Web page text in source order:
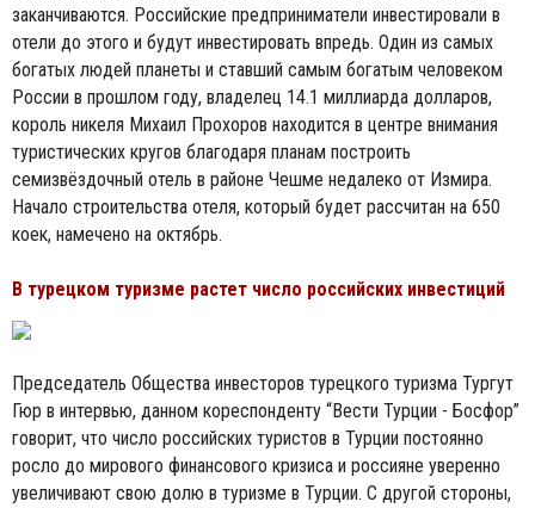
заканчиваются. Российские предприниматели инвестировали в
отели до этого и будут инвестировать впредь. Один из самых
богатых людей планеты и ставший самым богатым человеком
России в прошлом году, владелец 14.1 миллиарда долларов,
король никеля Михаил Прохоров находится в центре внимания
туристических кругов благодаря планам построить
семизвёздочный отель в районе Чешме недалеко от Измира.
Начало строительства отеля, который будет рассчитан на 650
коек, намечено на октябрь.
В турецком туризме растет число российских инвестиций
Председатель Общества инвесторов турецкого туризма Тургут
Гюр в интервью, данном кореспонденту “Вести Турции - Босфор”
говорит, что число российских туристов в Турции постоянно
росло до мирового финансового кризиса и россияне уверенно
увеличивают свою долю в туризме в Турции. С другой стороны,